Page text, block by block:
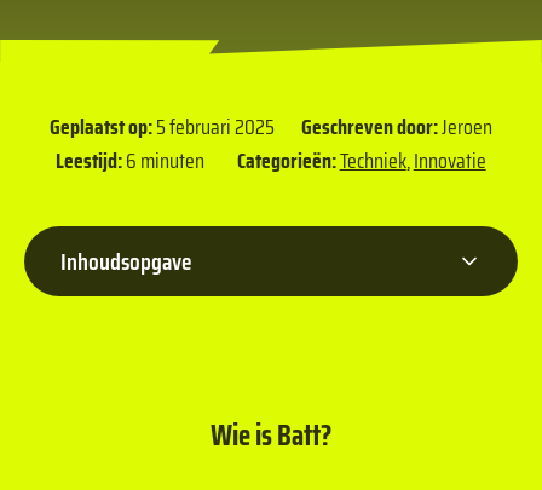
Geplaatst op:5 februari 2025 Geschreven door:Jeroen
Leestijd:6 minuten Categorieën:Techniek,Innovatie
Wie is Batt?
Inhoudsopgave